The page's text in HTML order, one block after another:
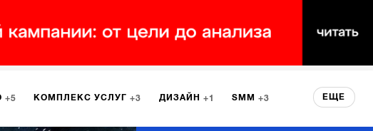
5 КОМПЛЕКС УСЛУГ 3 ДИЗАЙН 1 SMM 3 ЕЩЕ